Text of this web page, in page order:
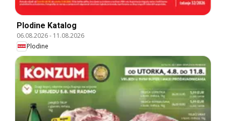
Plodine Katalog
06.08.2026- 11.08.2026
Plodine